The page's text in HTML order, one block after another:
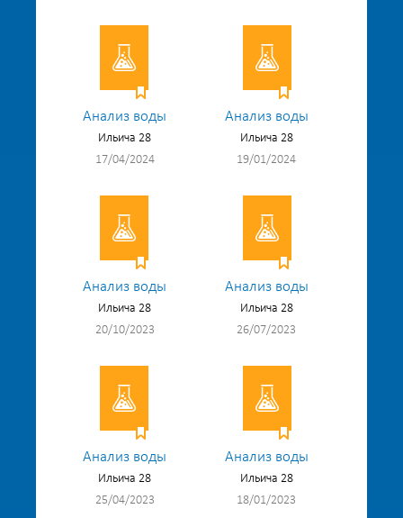
Анализ воды
Ильича 28
17/04/2024
Анализ воды
Ильича 28
19/01/2024
Анализ воды
Ильича 28
20/10/2023
Анализ воды
Ильича 28
26/07/2023
Анализ воды
Ильича 28
25/04/2023
Анализ воды
Ильича 28
18/01/2023